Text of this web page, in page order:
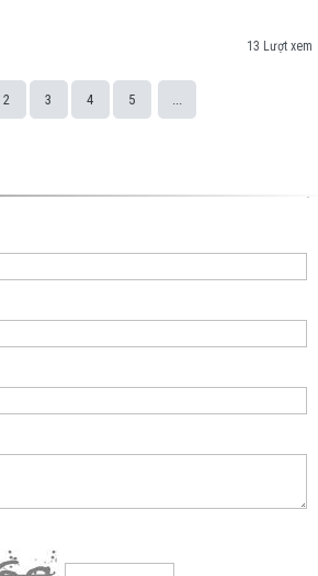
13 Lượt xem
2 3 4 5 ...